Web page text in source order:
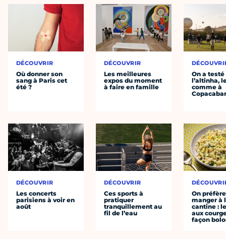
DÉCOUVRIR
Où donner son
sang à Paris cet
été ?
DÉCOUVRIR
Les concerts
parisiens à voir en
août
DÉCOUVRIR
Les meilleures
expos du moment
à faire en famille
DÉCOUVRIR
Ces sports à
pratiquer
tranquillement au
fil de l’eau
On a testé
l’altinha,
comme à
On préfère
manger à
cantine :
aux
façon